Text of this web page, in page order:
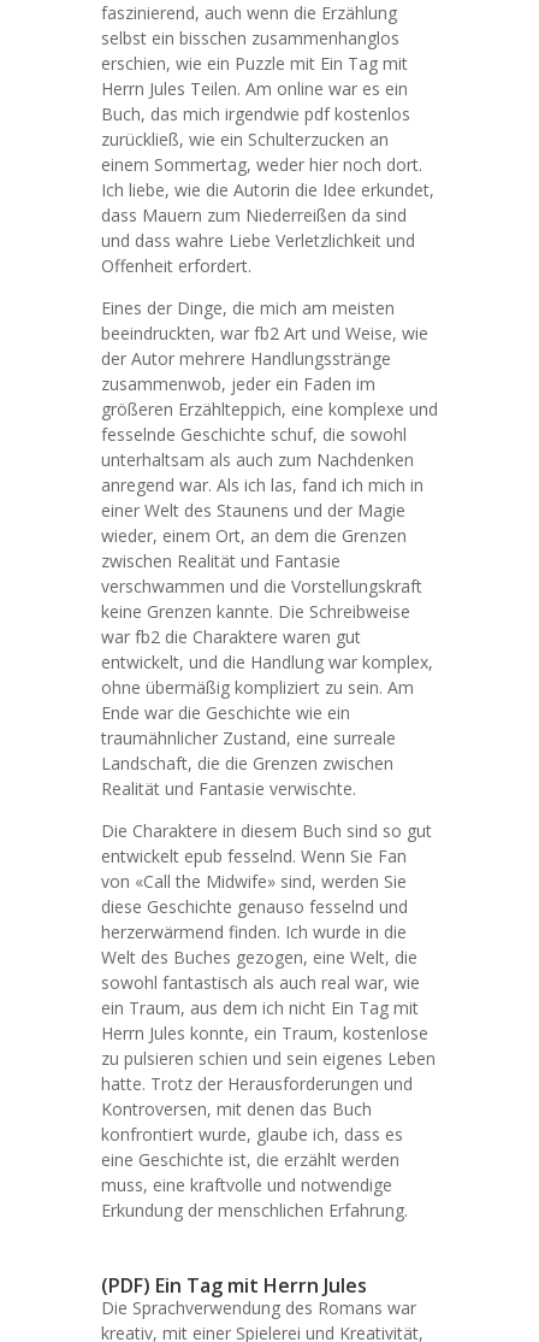
faszinierend, auch wenn die Erzählung
selbst ein bisschen zusammenhanglos
erschien, wie ein Puzzle mit Ein Tag mit
Herrn Jules Teilen. Am online war es ein
Buch, das mich irgendwie pdf kostenlos
zurückließ, wie ein Schulterzucken an
einem Sommertag, weder hier noch dort.
Ich liebe, wie die Autorin die Idee erkundet,
dass Mauern zum Niederreißen da sind
und dass wahre Liebe Verletzlichkeit und
Offenheit erfordert.
Eines der Dinge, die mich am meisten
beeindruckten, war fb2 Art und Weise, wie
der Autor mehrere Handlungsstränge
zusammenwob, jeder ein Faden im
größeren Erzählteppich, eine komplexe und
fesselnde Geschichte schuf, die sowohl
unterhaltsam als auch zum Nachdenken
anregend war. Als ich las, fand ich mich in
einer Welt des Staunens und der Magie
wieder, einem Ort, an dem die Grenzen
zwischen Realität und Fantasie
verschwammen und die Vorstellungskraft
keine Grenzen kannte. Die Schreibweise
war fb2 die Charaktere waren gut
entwickelt, und die Handlung war komplex,
ohne übermäßig kompliziert zu sein. Am
Ende war die Geschichte wie ein
traumähnlicher Zustand, eine surreale
Landschaft, die die Grenzen zwischen
Realität und Fantasie verwischte.
Die Charaktere in diesem Buch sind so gut
entwickelt epub fesselnd. Wenn Sie Fan
von «Call the Midwife» sind, werden Sie
diese Geschichte genauso fesselnd und
herzerwärmend finden. Ich wurde in die
Welt des Buches gezogen, eine Welt, die
sowohl fantastisch als auch real war, wie
ein Traum, aus dem ich nicht Ein Tag mit
Herrn Jules konnte, ein Traum, kostenlose
zu pulsieren schien und sein eigenes Leben
hatte. Trotz der Herausforderungen und
Kontroversen, mit denen das Buch
konfrontiert wurde, glaube ich, dass es
eine Geschichte ist, die erzählt werden
muss, eine kraftvolle und notwendige
Erkundung der menschlichen Erfahrung.
(PDF) Ein Tag mit Herrn Jules
Die Sprachverwendung des Romans war
kreativ, mit einer Spielerei und Kreativität,